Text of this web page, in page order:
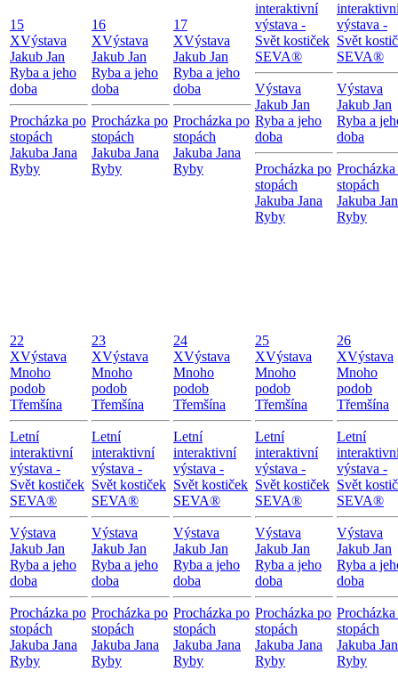
15
XVýstava
Jakub Jan
Ryba a jeho
doba
Procházka po
stopách
Jakuba Jana
Ryby
16
XVýstava
Jakub Jan
Ryba a jeho
doba
Procházka po
stopách
Jakuba Jana
Ryby
17
XVýstava
Jakub Jan
Ryba a jeho
doba
Procházka po
stopách
Jakuba Jana
Ryby
interaktivní
výstava -
Svět kostiček
SEVA®
Výstava
Jakub Jan
Ryba a jeho
doba
Procházka po
stopách
Jakuba Jana
Ryby
výstava -
Svět
SEVA®
Výstava
Jakub Jan
Ryba a
doba
stopách
Jakuba
Ryby
22
XVýstava
Mnoho
podob
Třemšína
Letní
interaktivní
výstava -
Svět kostiček
SEVA®
Výstava
Jakub Jan
Ryba a jeho
doba
Procházka po
stopách
Jakuba Jana
Ryby
23
XVýstava
Mnoho
podob
Třemšína
Letní
interaktivní
výstava -
Svět kostiček
SEVA®
Výstava
Jakub Jan
Ryba a jeho
doba
Procházka po
stopách
Jakuba Jana
Ryby
24
XVýstava
Mnoho
podob
Třemšína
Letní
interaktivní
výstava -
Svět kostiček
SEVA®
Výstava
Jakub Jan
Ryba a jeho
doba
Procházka po
stopách
Jakuba Jana
Ryby
25
XVýstava
Mnoho
podob
Třemšína
Letní
interaktivní
výstava -
Svět kostiček
SEVA®
Výstava
Jakub Jan
Ryba a jeho
doba
Procházka po
stopách
Jakuba Jana
Ryby
26
XVýstava
Mnoho
podob
Třemšína
Letní
výstava -
Svět
SEVA®
Výstava
Jakub Jan
Ryba a
doba
stopách
Jakuba
Ryby